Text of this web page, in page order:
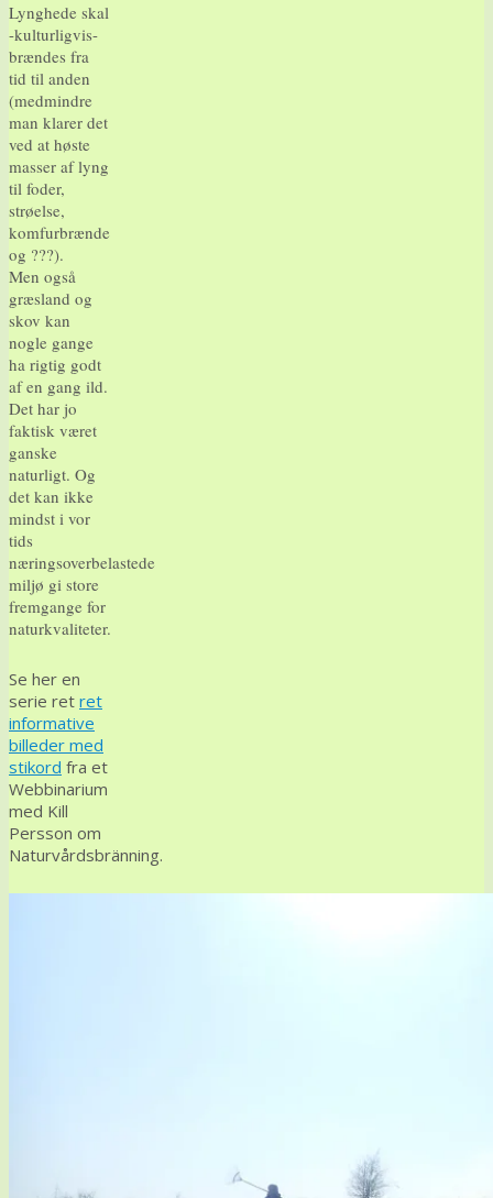
Lynghede skal
-kulturligvis-
brændes fra
tid til anden
(medmindre
man klarer det
ved at høste
masser af lyng
til foder,
strøelse,
komfurbrænde
og ???).
Men også
græsland og
skov kan
nogle gange
ha rigtig godt
af en gang ild.
Det har jo
faktisk været
ganske
naturligt. Og
det kan ikke
mindst i vor
tids
næringsoverbelastede
miljø gi store
fremgange for
naturkvaliteter.
Se her en
serie ret ret
informative
billeder med
stikord fra et
Webbinarium
med Kill
Persson om
Naturvårdsbränning.